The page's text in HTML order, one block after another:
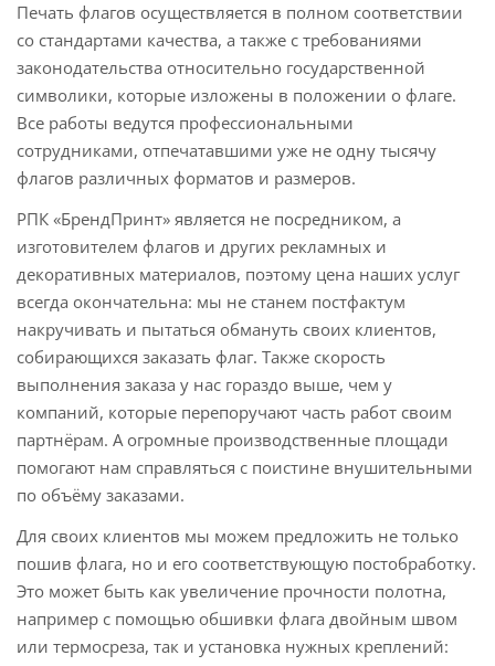
Печать флагов осуществляется в полном соответствии
со стандартами качества, а также с требованиями
законодательства относительно государственной
символики, которые изложены в положении о флаге.
Все работы ведутся профессиональными
сотрудниками, отпечатавшими уже не одну тысячу
флагов различных форматов и размеров.
РПК «БрендПринт» является не посредником, а
изготовителем флагов и других рекламных и
декоративных материалов, поэтому цена наших услуг
всегда окончательна: мы не станем постфактум
накручивать и пытаться обмануть своих клиентов,
собирающихся заказать флаг. Также скорость
выполнения заказа у нас гораздо выше, чем у
компаний, которые перепоручают часть работ своим
партнёрам. А огромные производственные площади
помогают нам справляться с поистине внушительными
по объёму заказами.
Для своих клиентов мы можем предложить не только
пошив флага, но и его соответствующую постобработку.
Это может быть как увеличение прочности полотна,
например с помощью обшивки флага двойным швом
или термосреза, так и установка нужных креплений: